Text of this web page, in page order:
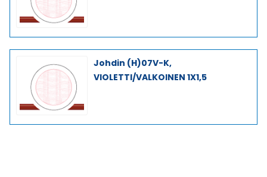
Johdin (H)07V-K,
VIOLETTI/VALKOINEN 1X1,5